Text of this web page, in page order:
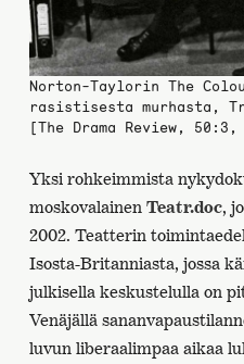
Norton-Taylorin The
rasistisesta murhasta,
[The Drama Review,
Yksi rohkeimmista
moskovalainen Teatr.doc,
2002. Teatterin
Isosta-Britanniasta, jossa
julkisella keskustelulla on
Venäjällä
luvun liberaalimpaa aikaa